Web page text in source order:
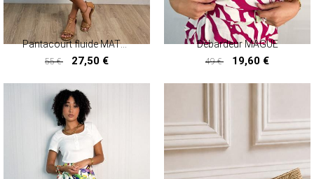
Pantacourt fluide MATHISSA
55 €
27,50 €
Débardeur MAGUE
49 €
19,60 €